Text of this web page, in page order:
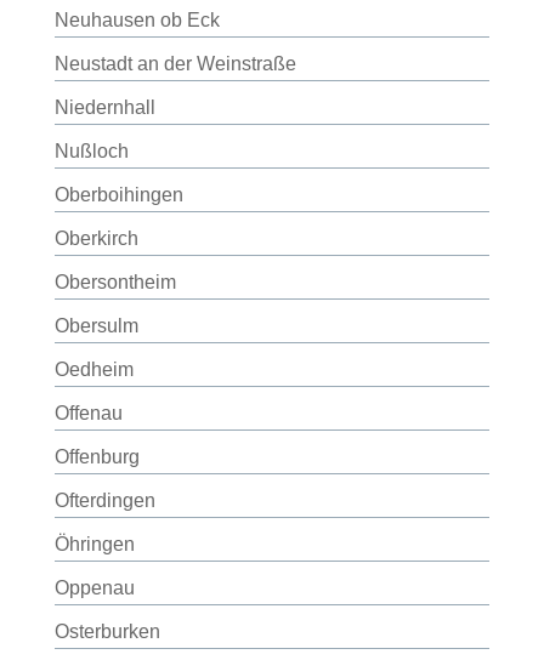
Neuhausen ob Eck
Neustadt an der Weinstraße
Niedernhall
Nußloch
Oberboihingen
Oberkirch
Obersontheim
Obersulm
Oedheim
Offenau
Offenburg
Ofterdingen
Öhringen
Oppenau
Osterburken